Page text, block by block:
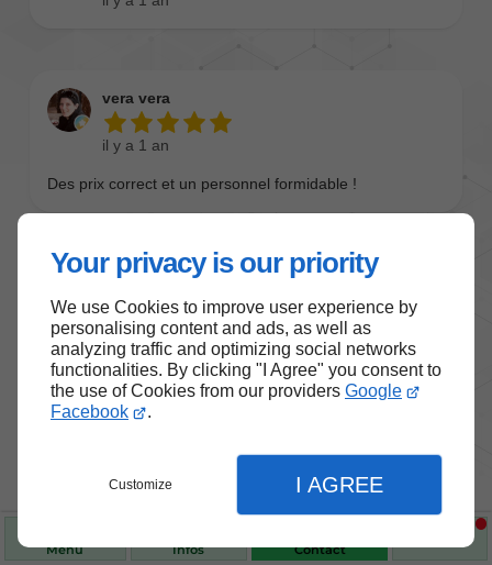
Your privacy is our priority
We use Cookies to improve user experience by
personalising content and ads, as well as
analyzing traffic and optimizing social networks
functionalities. By clicking "I Agree" you consent to
the use of Cookies from our providers Google
Facebook
.
Customize I AGREE
Menu Infos Contact
Nos produits de santé et de